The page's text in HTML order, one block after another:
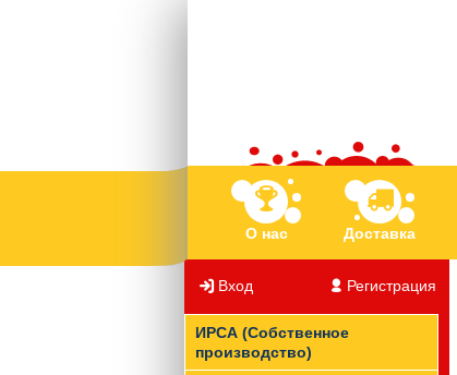
О нас Доставка
Вход Регистрация
ИРСА (Собственное
производство)